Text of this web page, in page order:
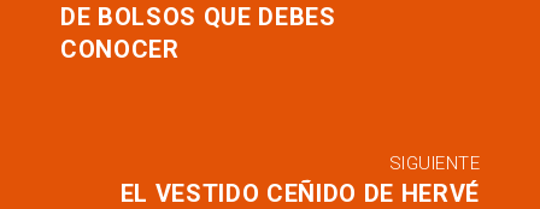
DE BOLSOS QUE DEBES
CONOCER
SIGUIENTE
EL VESTIDO CEÑIDO DE HERVÉ